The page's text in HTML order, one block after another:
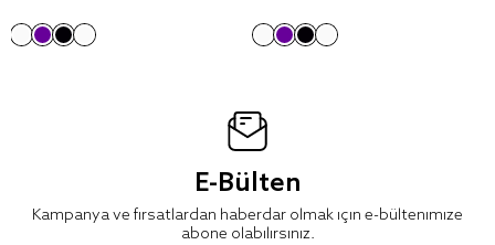
E-Bülten
Kampanya ve fırsatlardan haberdar olmak için e-bültenimize
abone olabilirsiniz.